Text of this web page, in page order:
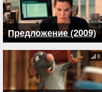
Предложение (2009)